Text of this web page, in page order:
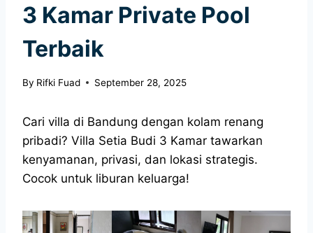
3 Kamar Private Pool
Terbaik
By Rifki Fuad September 28, 2025
Cari villa di Bandung dengan kolam renang
pribadi? Villa Setia Budi 3 Kamar tawarkan
kenyamanan, privasi, dan lokasi strategis.
Cocok untuk liburan keluarga!